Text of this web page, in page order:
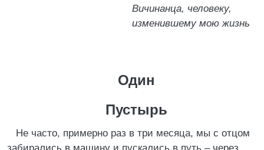
Вичинанца, человеку,
изменившему мою жизнь
Один
Пустырь
Не часто, примерно раз в три месяца, мы с отцом